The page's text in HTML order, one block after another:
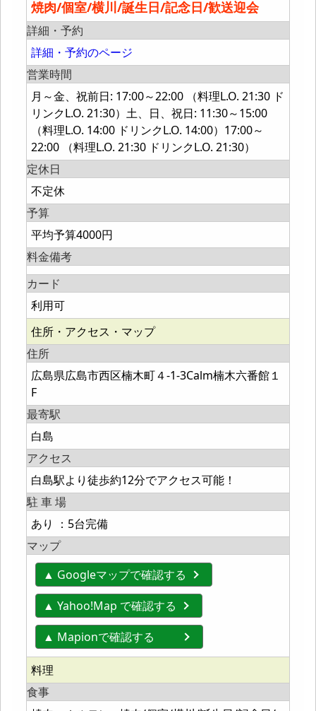
焼肉/個室/横川/誕生日/記念日/歓送迎会
詳細・予約
詳細・予約のページ
営業時間
月～金、祝前日: 17:00～22:00 （料理L.O. 21:30 ド
リンクL.O. 21:30）土、日、祝日: 11:30～15:00
（料理L.O. 14:00 ドリンクL.O. 14:00）17:00～
22:00 （料理L.O. 21:30 ドリンクL.O. 21:30）
定休日
不定休
予算
平均予算4000円
料金備考
カード
利用可
住所・アクセス・マップ
住所
広島県広島市西区楠木町４-1-3Calm楠木六番館１
F
最寄駅
白島
アクセス
白島駅より徒歩約12分でアクセス可能！
駐 車 場
あり ：5台完備
マップ
▲ Googleマップで確認する
▲ Yahoo!Map で確認する
▲ Mapionで確認する
料理
食事